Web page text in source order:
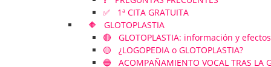
✅ 1ª CITA GRATUITA
🔶 GLOTOPLASTIA
🔴 GLOTOPLASTIA: información y
🟡 ¿LOGOPEDIA o GLOTOPLASTIA?
🔵 ACOMPAÑAMIENTO VOCAL TRAS LA